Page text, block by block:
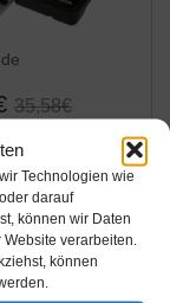
Technologien wie
darauf
können wir Daten
verarbeiten.
können
35,58€
917.0648 1/4"
Satz,
Sechskant,
Profil,
Chrom
/ Ebay
ansehen*